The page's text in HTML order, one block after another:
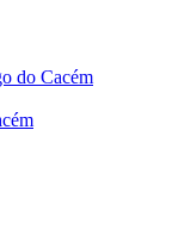
do Cacém